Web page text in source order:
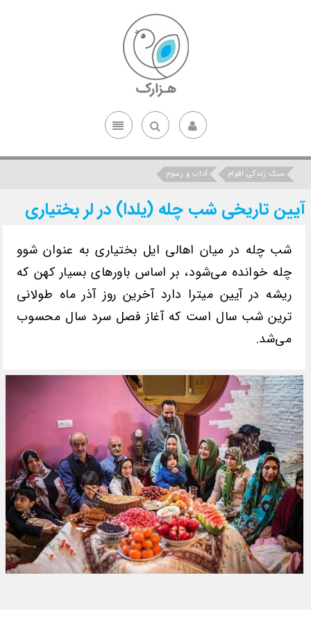
سبک زندگی اقوام آداب و رسوم
آیین تاریخی شب چله (یلدا) در لر بختیاری
شب چله در میان اهالی ایل بختیاری به عنوان شوو
چله خوانده می‌شود، بر اساس باورهای بسیار کهن که
ریشه در آیین میترا دارد آخرین روز آذر ماه طولانی
ترین شب سال است که آغاز فصل سرد سال محسوب
می‌شد.